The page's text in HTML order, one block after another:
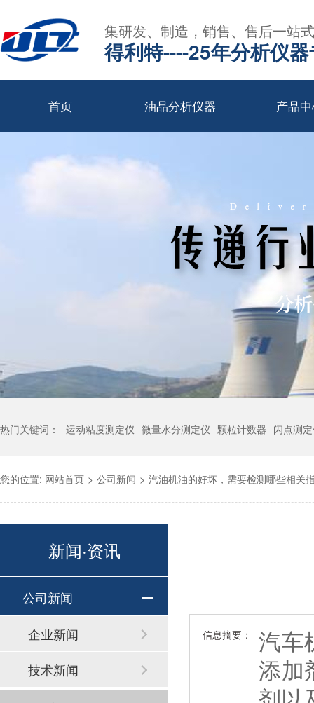
集研发、制造，销售、售后一站
得利特----25年分析仪
首页 油品分析仪器 产品
热门关键词： 运动粘度测定仪 微量水分测定仪 颗粒计数器 闪点测
您的位置: 网站首页 > 公司新闻 > 汽油机油的好坏，需要检测哪些相关
信息摘要：
汽车
添加
新闻·资讯
公司新闻
企业新闻
技术新闻